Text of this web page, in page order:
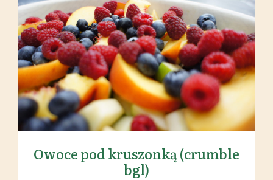
Owoce pod kruszonką (crumble
bgl)
Owoce pod kruszonką (crumble
bgl)